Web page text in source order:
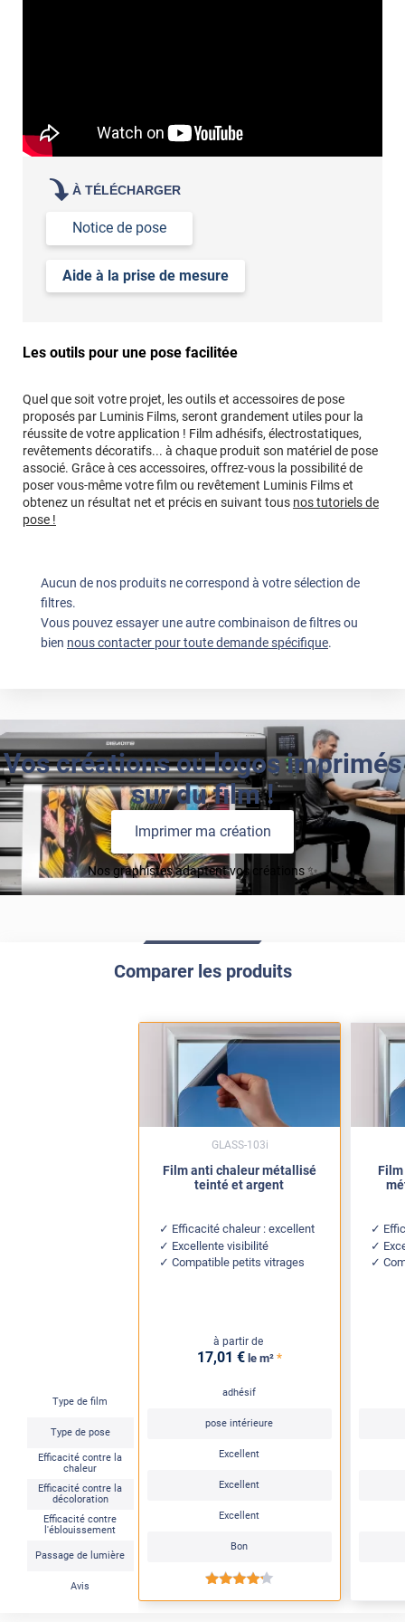
demander des échantillons gratuits
À TÉLÉCHARGER
Notice de pose
Aide à la prise de mesure
Les outils pour une pose facilitée
Quel que soit votre projet, les outils et accessoires de pose
proposés par Luminis Films, seront grandement utiles pour la
réussite de votre application ! Film adhésifs, électrostatiques,
revêtements décoratifs... à chaque produit son matériel de pose
associé. Grâce à ces accessoires, offrez-vous la possibilité de
poser vous-même votre film ou revêtement Luminis Films et
obtenez un résultat net et précis en suivant tous nos tutoriels de
pose !
Aucun de nos produits ne correspond à votre sélection de
filtres.
Vous pouvez essayer une autre combinaison de filtres ou
bien nous contacter pour toute demande spécifique.
Vos créations ou logos imprimés
sur du film !
Imprimer ma création
Nos graphistes adaptent vos créations ✨
Comparer les produits
Type de film
Type de pose
Efficacité contre la
chaleur
Efficacité contre la
décoloration
Efficacité contre
l'éblouissement
Passage de lumière
Avis
Film anti chaleur métallisé
teinté et argent
Efficacité chaleur : excellent
Excellente visibilité
Compatible petits vitrages
à partir de
17,01 € le m² *
adhésif
pose intérieure
Excellent
Excellent
Excellent
Bon
*****
GLASS-103i